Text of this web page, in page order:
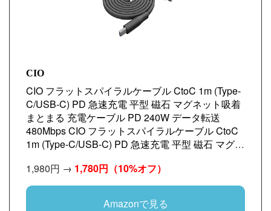
CIO
CIO フラットスパイラルケーブル CtoC 1m (Type-
C/USB-C) PD 急速充電 平型 磁石 マグネット吸着
まとまる 充電ケーブル PD 240W データ転送
480Mbps CIO フラットスパイラルケーブル CtoC
1m (Type-C/USB-C) PD 急速充電 平型 磁石 マグネ
転送 480Mbps (ライトブラック, 1m)
1,980円 → 1,780円 （10%オフ）
Amazonで見る